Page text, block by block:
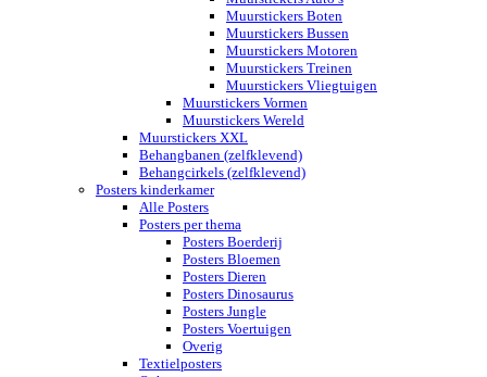
Muurstickers Boten
Muurstickers Bussen
Muurstickers Motoren
Muurstickers Treinen
Muurstickers Vliegtuigen
Muurstickers Vormen
Muurstickers Wereld
Muurstickers XXL
Behangbanen (zelfklevend)
Behangcirkels (zelfklevend)
Posters kinderkamer
Alle Posters
Posters per thema
Posters Boerderij
Posters Bloemen
Posters Dieren
Posters Dinosaurus
Posters Jungle
Posters Voertuigen
Overig
Textielposters